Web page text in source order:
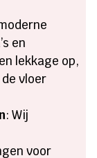
en
lekkage op,
vloer
: Wij
voor